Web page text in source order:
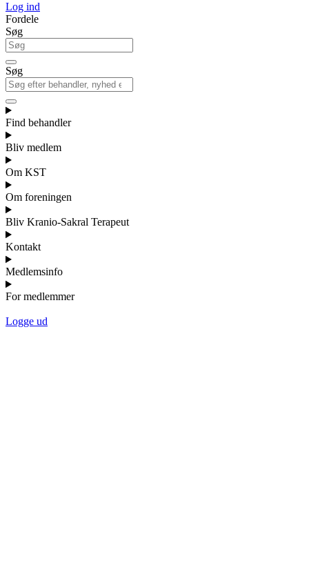
Log ind
Fordele
Søg
Søg
Find behandler
Bliv medlem
Om KST
Om foreningen
Bliv Kranio-Sakral Terapeut
Kontakt
Medlemsinfo
For medlemmer
Logge ud